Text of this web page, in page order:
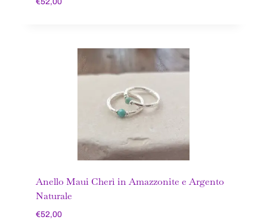
Anello Maui Cherì in Amazzonite e Argento
Naturale
€52,00